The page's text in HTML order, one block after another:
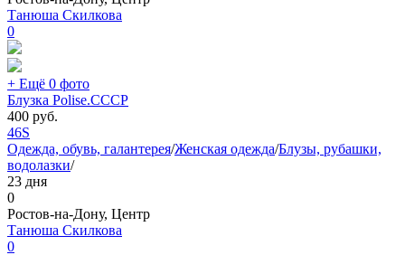
Танюша Скилкова
0
+ Ещё 0 фото
Блузка Polise.СССР
400 руб.
46S
Одежда, обувь, галантерея/Женская одежда/Блузы, рубашки,
водолазки/
23 дня
0
Ростов-на-Дону, Центр
Танюша Скилкова
0